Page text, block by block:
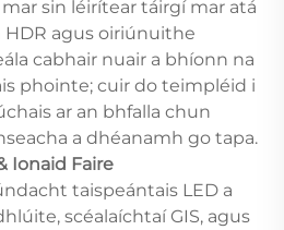
sin léirítear táirgí mar atá
HDR agus oiriúnuithe
cabhair nuair a bhíonn na
phointe; cuir do teimpléid i
ar an bhfalla chun
a dhéanamh go tapa.
Ionaid Faire
taispeántais LED a
scéalaíchtaí GIS, agus